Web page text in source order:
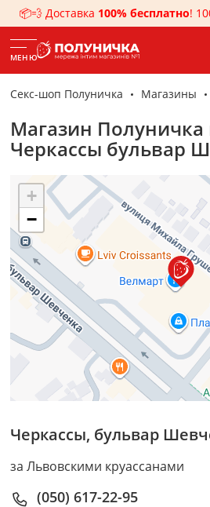
📦💨 Доставка 100% бесплатно!
МЕНЮ
Секс-шоп Полуничка Магазины
Магазин Полуничка
Черкассы бульвар
Черкассы, бульвар
за Львовскими круассанами
(050) 617-22-95
+
−